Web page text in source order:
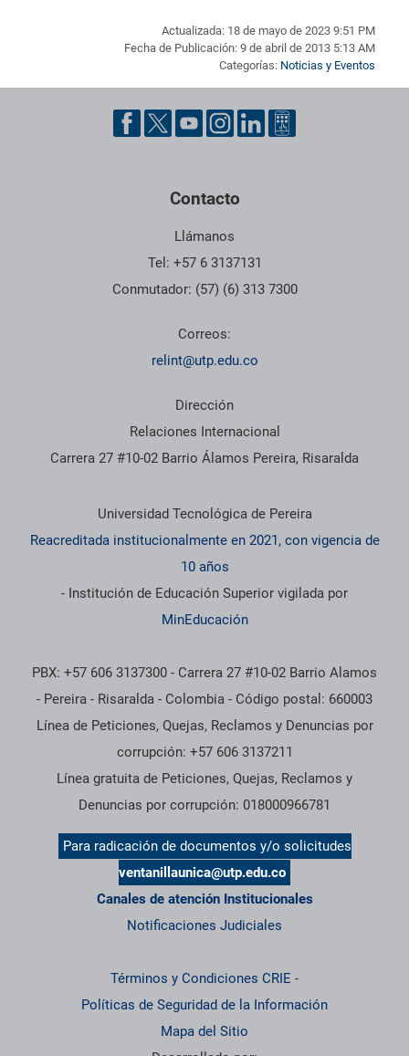
Actualizada: 18 de mayo de 2023 9:51 PM
Fecha de Publicación: 9 de abril de 2013 5:13 AM
Categorías: Noticias y Eventos
Pie de página con información de contacto, redes sociales y
Contacto
Llámanos
Tel: +57 6 3137131
Conmutador: (57) (6) 313 7300
Correos:
relint@utp.edu.co
Dirección
Relaciones Internacional
Carrera 27 #10-02 Barrio Álamos Pereira, Risaralda
Información institucional
Universidad Tecnológica de Pereira
Reacreditada institucionalmente en 2021, con vigencia de
10 años
- Institución de Educación Superior vigilada por
MinEducación
PBX: +57 606 3137300 - Carrera 27 #10-02 Barrio Alamos
- Pereira - Risaralda - Colombia - Código postal: 660003
Línea de Peticiones, Quejas, Reclamos y Denuncias por
corrupción: +57 606 3137211
Línea gratuita de Peticiones, Quejas, Reclamos y
Denuncias por corrupción: 018000966781
Para radicación de documentos y/o solicitudes
ventanillaunica@utp.edu.co
Canales de atención Institucionales
Notificaciones Judiciales
Términos y Condiciones CRIE -
Políticas de Seguridad de la Información
Mapa del Sitio